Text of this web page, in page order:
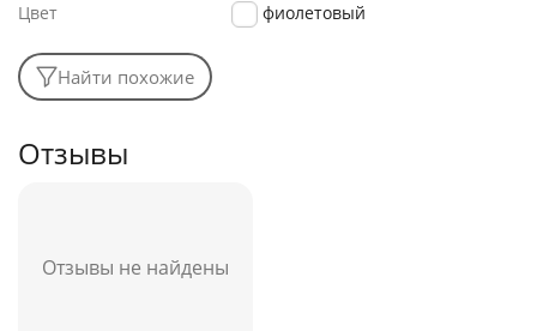
Цвет фиолетовый
Найти похожие
Отзывы
Отзывы не найдены